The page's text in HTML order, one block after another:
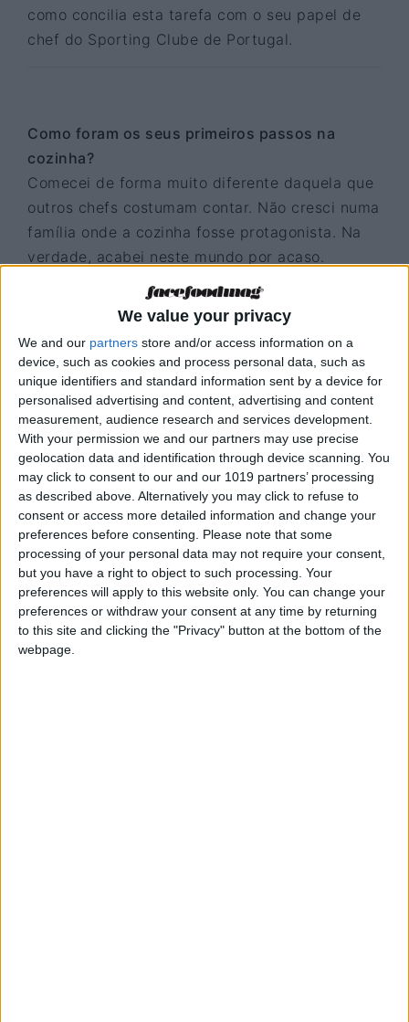
We value your privacy
We and our partners store and/or access information on a
device, such as cookies and process personal data, such as
unique identifiers and standard information sent by a device for
personalised advertising and content, advertising and content
measurement, audience research and services development.
With your permission we and our partners may use precise
geolocation data and identification through device scanning. You
may click to consent to our and our 1019 partners’ processing
as described above. Alternatively you may click to refuse to
consent or access more detailed information and change your
preferences before consenting.
Please note that some
processing of your personal data may not require your consent,
but you have a right to object to such processing. Your
preferences will apply to this website only. You can change your
preferences or withdraw your consent at any time by returning
to this site and clicking the "Privacy" button at the bottom of the
webpage.
como concilia esta tarefa com o seu papel de
chef do Sporting Clube de Portugal.
Como foram os seus primeiros passos na
cozinha?
Comecei de forma muito diferente daquela que
outros chefs costumam contar. Não cresci numa
família onde a cozinha fosse protagonista. Na
verdade, acabei neste mundo por acaso.
me que me inscrevesse na Escola de Hotelaria
porque dizia que era uma área em crescimento.
No início, não sabia nada de cozinha, nem
sequer como fazer uma sandes. Lembro-me de
que no meu primeiro mês tentei fazer uma sopa
e usei vinagreta pensando que era o mesmo do
que azeite e vinagre. Foi uma experiência dura,
mas, graças ao meu pai e ao meu mentor, o
chef Delfim Soares, encontrei o meu caminho.